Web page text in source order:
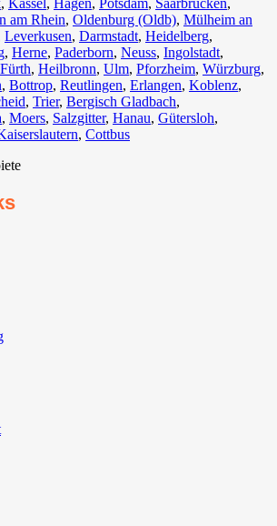
, Kassel⁠, Hagen, Potsdam, Saarbrücken⁠,
am Rhein⁠, Oldenburg (Oldb), Mülheim an
Leverkusen, Darmstadt⁠, Heidelberg,
, Herne⁠, Paderborn, Neuss, Ingolstadt,
Fürth⁠, Heilbronn, Ulm⁠, Pforzheim, Würzburg,
, Bottrop, Reutlingen, Erlangen⁠, Koblenz,
, Trier⁠, Bergisch Gladbach,
, Moers⁠, Salzgitter⁠, Hanau, Gütersloh,
, Cottbus⁠